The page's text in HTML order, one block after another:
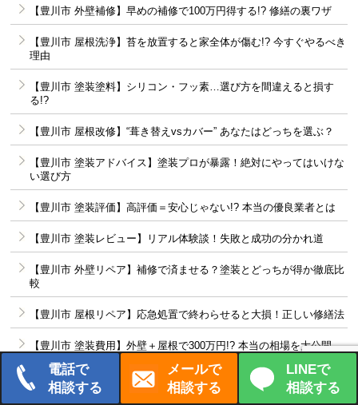
【豊川市 外壁補修】早めの補修で100万円得する!? 修繕の裏ワザ
【豊川市 屋根洗浄】苔を放置すると家全体が傷む!? 今すぐやるべき
理由
【豊川市 塗装塗料】シリコン・フッ素…選び方を間違えると損す
る!?
【豊川市 屋根改修】“葺き替えvsカバー” あなたはどっちを選ぶ？
【豊川市 塗装アドバイス】塗装プロが暴露！絶対にやってはいけな
い選び方
【豊川市 塗装評価】高評価＝安心じゃない!? 本当の優良業者とは
【豊川市 塗装レビュー】リアル体験談！失敗と成功の分かれ道
【豊川市 外壁リペア】補修で済ませる？塗装とどっちが得か徹底比
較
【豊川市 屋根リペア】応急処置で終わらせると大損！正しい修繕法
【豊川市 塗装費用】外壁＋屋根で300万円!? 本当の相場を大公開
【豊川市 外壁塗装の価格】坪数別に暴露！見積もりの裏側とは？
電話で
相談する
メールで
相談する
LINEで
相談する